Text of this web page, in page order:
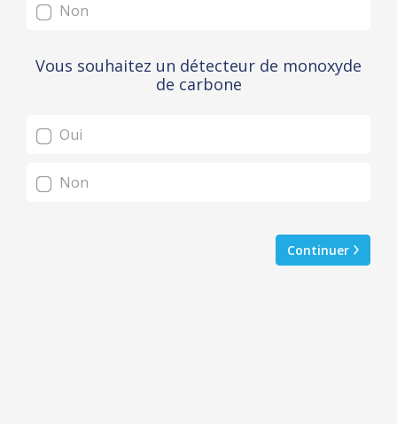
Non
Vous souhaitez un détecteur de monoxyde
de carbone
Oui
Non
Continuer